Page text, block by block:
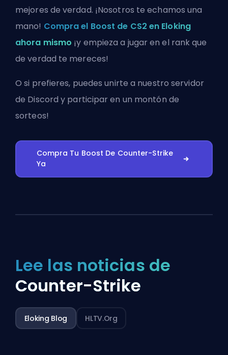
mejores de verdad. ¡Nosotros te echamos una
mano! Compra el Boost de CS2 en Eloking
ahora mismo ¡y empieza a jugar en el rank que
de verdad te mereces!
O si prefieres, puedesunirte a nuestro servidor
de Discord y participar en un montón de
sorteos!
Compra Tu Boost De Counter-Strike
Ya
Lee las noticias de
Counter-Strike
Eloking Blog HLTV.org